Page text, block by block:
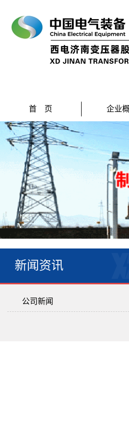
首 页 企业
新闻资讯
公司新闻